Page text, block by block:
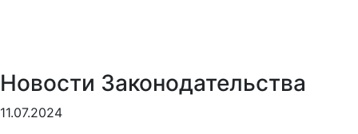
Новости Законодательства
11.07.2024